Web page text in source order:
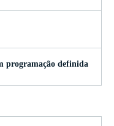
programação definida